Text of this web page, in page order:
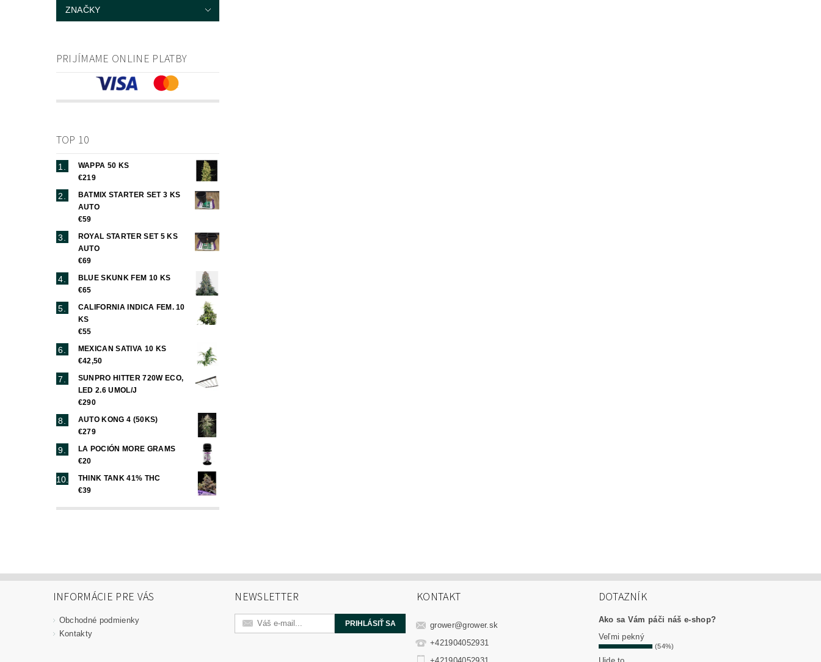
ZNAČKY
PRIJÍMAME ONLINE PLATBY
TOP 10
WAPPA 50 KS
€219
BATMIX STARTER SET 3 KS
AUTO
€59
ROYAL STARTER SET 5 KS
AUTO
€69
BLUE SKUNK FEM 10 KS
€65
CALIFORNIA INDICA FEM. 10
KS
€55
MEXICAN SATIVA 10 KS
€42,50
SUNPRO HITTER 720W ECO,
LED 2.6 UMOL/J
€290
AUTO KONG 4 (50KS)
€279
LA POCIÓN MORE GRAMS
€20
THINK TANK 41% THC
€39
INFORMÁCIE PRE VÁS
Obchodné podmienky
Kontakty
NEWSLETTER KONTAKT
grower@grower.sk
+421904052931
DOTAZNÍK
Ako sa Vám páči náš e-shop?
Veľmi pekný
(54%)
Ujde to